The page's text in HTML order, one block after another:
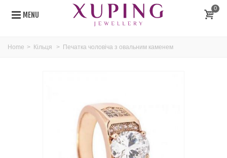
MENU
0
Home > Кільця > Печатка чоловіча з овальним каменем